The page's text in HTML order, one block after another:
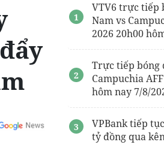
VTV6 trực tiếp
Nam vs
2026 20h00
Trực tiếp bóng
Campuchia
hôm nay 7/8/
VPBank tiếp
tỷ đồng qua